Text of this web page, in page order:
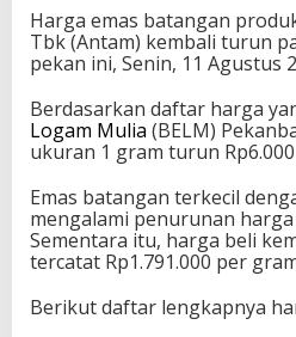
Harga emas batangan
Tbk (Antam) kembali turun
pekan ini, Senin, 11 Agustus
Berdasarkan daftar harga
Logam Mulia (BELM)
ukuran 1 gram turun Rp6.000
Emas batangan terkecil
mengalami penurunan harga
Sementara itu, harga beli
tercatat Rp1.791.000 per
Berikut daftar lengkapnya